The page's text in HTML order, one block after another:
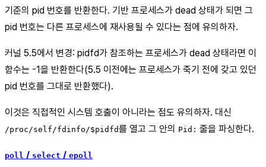
기준의 pid 번호를 반환한다. 기반 프로세스가 dead 상태가 되면 그
pid 번호는 다른 프로세스에 재사용될 수 있다는 점에 유의하자.
커널 5.5에서 변경: pidfd가 참조하는 프로세스가 dead 상태라면 이
함수는 -1을 반환한다(5.5 이전에는 프로세스가 죽기 전에 갖고 있던
pid 번호를 그대로 반환했다).
이것은 직접적인 시스템 호출이 아니라는 점도 유의하자. 대신
/proc/self/fdinfo/$pidfd를 열고 그 안의 Pid: 줄을 파싱한다.
poll / select / epoll